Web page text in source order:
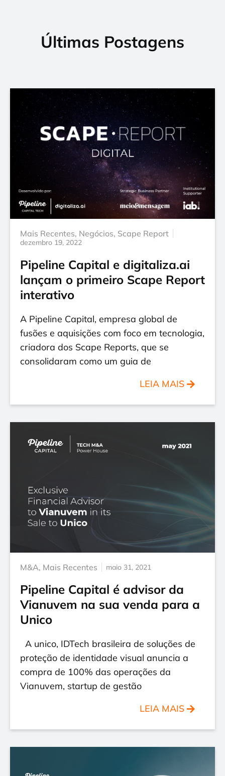
Últimas Postagens
Mais Recentes, Negócios, Scape Report
dezembro 19, 2022
Pipeline Capital e digitaliza.ai
lançam o primeiro Scape Report
interativo
A Pipeline Capital, empresa global de
fusões e aquisições com foco em tecnologia,
criadora dos Scape Reports, que se
consolidaram como um guia de
LEIA MAIS
M&A, Mais Recentes maio 31, 2021
Pipeline Capital é advisor da
Vianuvem na sua venda para a
Unico
A unico, IDTech brasileira de soluções de
proteção de identidade visual anuncia a
compra de 100% das operações da
Vianuvem, startup de gestão
LEIA MAIS